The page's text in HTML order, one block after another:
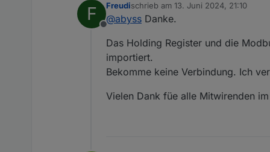
Hi,
anbei mein "TSV-Auszug"
41001	Power
41003
41004
41005
41006
41007
41008
41009
F
Offline
Freudischrieb am 13. Juni 2024, 21:10
zuletzt editiert von
@abyss Danke.
Das Holding Register und die
importiert.
Bekomme keine Verbindung. Ich
Vielen Dank füe alle Mitwirenden